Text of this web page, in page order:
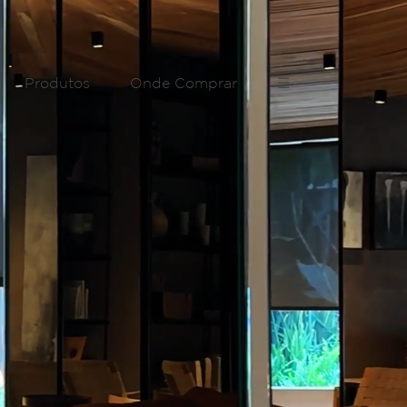
Produtos Onde Comprar ☰